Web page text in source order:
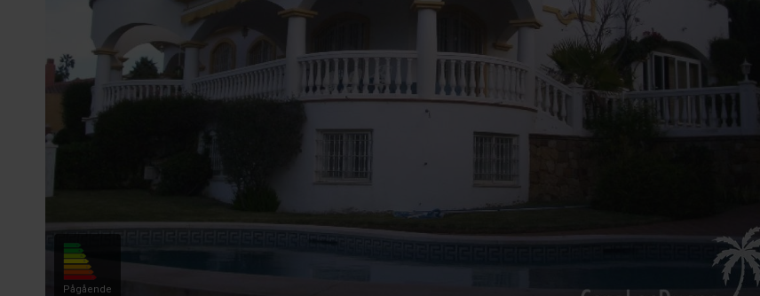
Pågående